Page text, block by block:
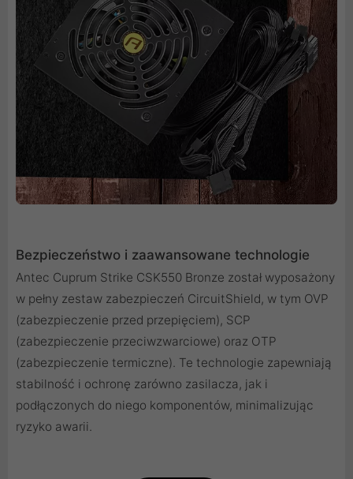
Bezpieczeństwo i zaawansowane technologie
Antec Cuprum Strike CSK550 Bronze został wyposażony
w pełny zestaw zabezpieczeń CircuitShield, w tym OVP
(zabezpieczenie przed przepięciem), SCP
(zabezpieczenie przeciwzwarciowe) oraz OTP
(zabezpieczenie termiczne). Te technologie zapewniają
stabilność i ochronę zarówno zasilacza, jak i
podłączonych do niego komponentów, minimalizując
ryzyko awarii.